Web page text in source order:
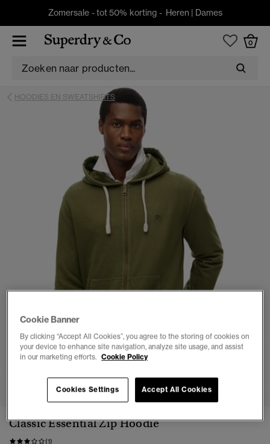
Zomersale - tot 50% korting - Heren | Dames
0
HOODIES EN SWEATSHIRTS
Classic Essential Zip Hoodie
(1)
Cookie Banner
By clicking “Accept All Cookies”, you agree to the storing of cookies on
your device to enhance site navigation, analyze site usage, and assist
in our marketing efforts. Cookie Policy
Cookies Settings Accept All Cookies